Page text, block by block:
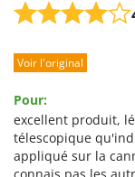
Voir l'original
Pour:
excellent produit,
télescopique
appliqué sur la
connais pas les